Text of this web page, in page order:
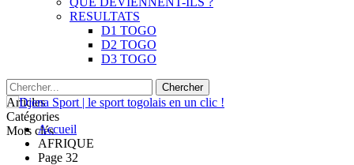
RESULTATS
D1 TOGO
D2 TOGO
D3 TOGO
Articles
Catégories
Mots clésAccueil
AFRIQUE
Page 32